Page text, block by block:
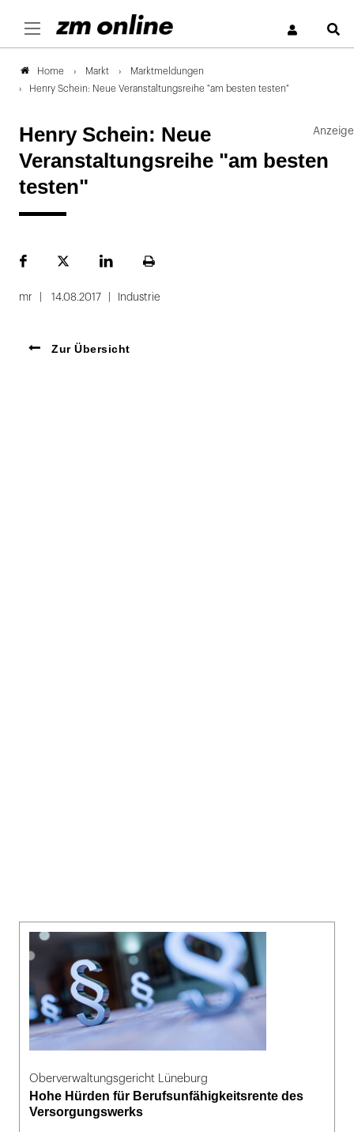
Home Markt
Marktmeldungen
Henry Schein: Neue Veranstaltungsreihe "am besten testen"
Henry Schein: Neue
Veranstaltungsreihe "am besten
testen"
FacebookPlattformLinekdInSeite
mr 14.08.2017 Industrie
Zur Übersicht
Oberverwaltungsgericht Lüneburg
Hohe Hürden für Berufsunfähigkeitsrente des
Versorgungswerks